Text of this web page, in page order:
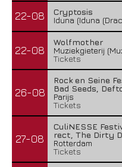
22-08
Cryptosis
Iduna (Iduna
22-08
Wolfmother
Muziekgieterij
Tickets
26-08
Rock en Seine
Bad Seeds,
Parijs
Tickets
27-08
CuliNESSE
rect, The Dirty
Rotterdam
Tickets